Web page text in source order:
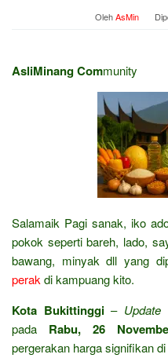
OlehAsMin
AsliMinang Community
Salamaik Pagi sanak, iko
pokok seperti bareh, lado,
bawang, minyak dll yang
perak di kampuang kito.
Kota Bukittinggi– Update
pada Rabu, 26
pergerakan harga signifikan di